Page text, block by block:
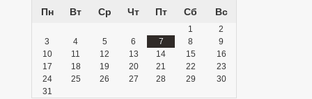
Пн
Вт Ср Чт Пт Сб Вс
1
2
3
4 5 6 7 8
9
10
11 12 13 14 15
16
17
18 19 20 21 22
23
24
25 26 27 28 29
30
31